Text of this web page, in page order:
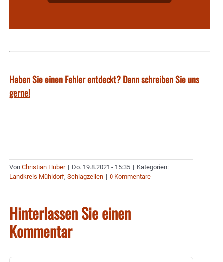
Haben Sie einen Fehler entdeckt? Dann schreiben Sie uns
gerne!
Von Christian Huber | Do. 19.8.2021 - 15:35 | Kategorien:
Landkreis Mühldorf, Schlagzeilen | 0 Kommentare
Hinterlassen Sie einen
Kommentar